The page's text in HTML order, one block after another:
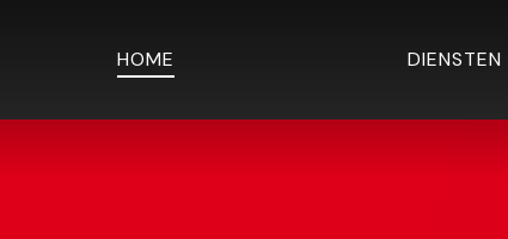
HOME DIENSTEN